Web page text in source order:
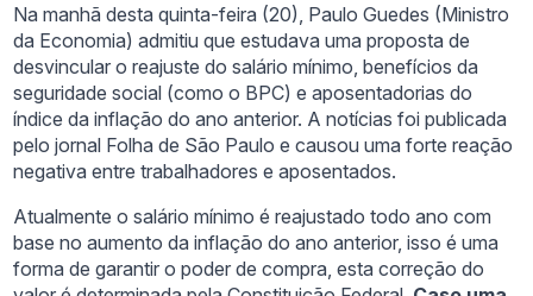
Na manhã desta quinta-feira (20), Paulo Guedes (Ministro
da Economia) admitiu que estudava uma proposta de
desvincular o reajuste do salário mínimo, benefícios da
seguridade social (como o BPC) e aposentadorias do
índice da inflação do ano anterior. A notícias foi publicada
pelo jornal Folha de São Paulo e causou uma forte reação
negativa entre trabalhadores e aposentados.
Atualmente o salário mínimo é reajustado todo ano com
base no aumento da inflação do ano anterior, isso é uma
forma de garantir o poder de compra, esta correção do